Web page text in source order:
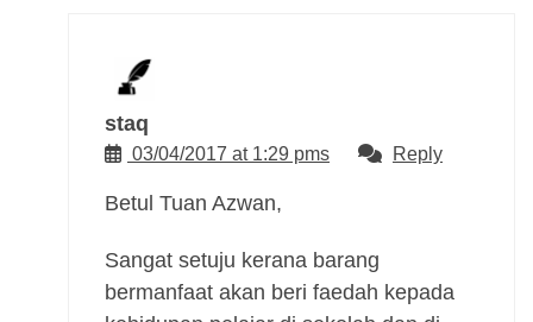
staq
03/04/2017 at 1:29 pms Reply
Betul Tuan Azwan,
Sangat setuju kerana barang
bermanfaat akan beri faedah kepada